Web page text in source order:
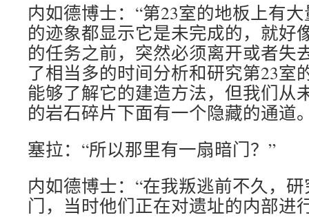
内如德博士：“第23室的地板上有
的迹象都显示它是未完成的，就好
的任务之前，突然必须离开或者失
了相当多的时间分析和研究第23室
能够了解它的建造方法，但我们从
的岩石碎片下面有一个隐藏的通道
塞拉：“所以那里有一扇暗门？”
内如德博士：“在我叛逃前不久，
门，当时他们正在对遗址的内部进